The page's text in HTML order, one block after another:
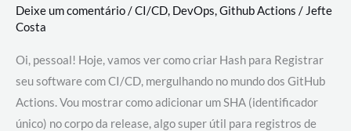
Deixe um comentário/CI/CD, DevOps,Github Actions /Jefte
Costa
Oi, pessoal! Hoje, vamos ver como criar Hash para Registrar
seu software com CI/CD, mergulhando no mundo dos GitHub
Actions. Vou mostrar como adicionar um SHA (identificador
único) no corpo da release, algo super útil para registros de